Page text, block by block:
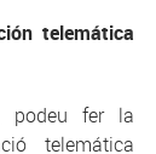
telemática
podeu fer la
telemática